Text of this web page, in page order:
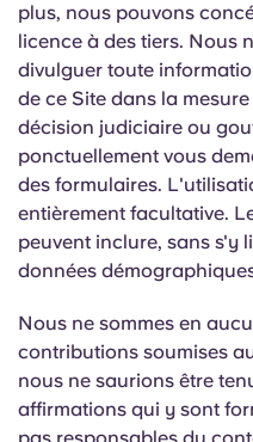
plus, nous pouvons
licence à des tiers. Nous
divulguer toute
de ce Site dans la
décision judiciaire ou
ponctuellement vous
des formulaires.
entièrement facultative.
peuvent inclure, sans s'y
données
Nous ne sommes en
contributions soumises
nous ne saurions être
affirmations qui y sont